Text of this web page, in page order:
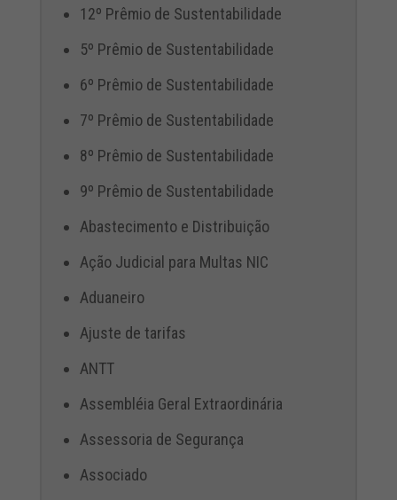
12º Prêmio de Sustentabilidade
5º Prêmio de Sustentabilidade
6º Prêmio de Sustentabilidade
7º Prêmio de Sustentabilidade
8º Prêmio de Sustentabilidade
9º Prêmio de Sustentabilidade
Abastecimento e Distribuição
Ação Judicial para Multas NIC
Aduaneiro
Ajuste de tarifas
ANTT
Assembléia Geral Extraordinária
Assessoria de Segurança
Associado